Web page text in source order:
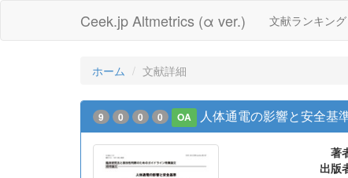
Ceek.jp Altmetrics (α ver.) 文献ランキング
ホーム 文献詳細
9 0 0 0 OA 人体通電の影響と安全基
著
出版